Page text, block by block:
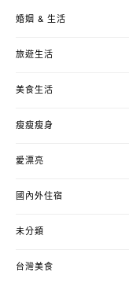
婚姻 & 生活
旅遊生活
美食生活
瘦瘦瘦身
愛漂亮
國內外住宿
未分類
台灣美食